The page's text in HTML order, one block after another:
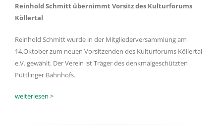
Reinhold Schmitt übernimmt Vorsitz des Kulturforums
Köllertal
Reinhold Schmitt wurde in der Mitgliederversammlung am
14.Oktober zum neuen Vorsitzenden des Kulturforums Köllertal
e.V. gewählt. Der Verein ist Träger des denkmalgeschützten
Püttlinger Bahnhofs.
weiterlesen >